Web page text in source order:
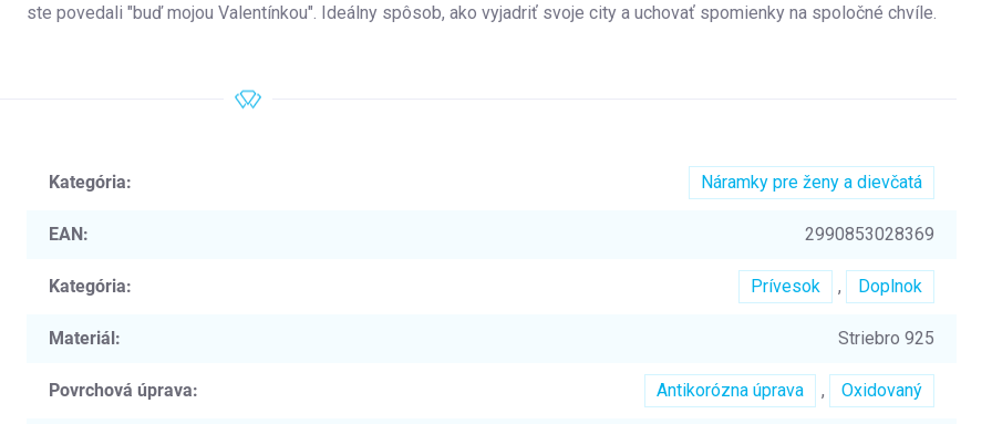
ste povedali "buď mojou Valentínkou". Ideálny spôsob, ako vyjadriť svoje city a uchovať spomienky na spoločné chvíle.
Kategória: Náramky pre ženy a dievčatá
EAN: 2990853028369
Kategória: Prívesok , Doplnok
Materiál: Striebro 925
Povrchová úprava: Antikorózna úprava , Oxidovaný